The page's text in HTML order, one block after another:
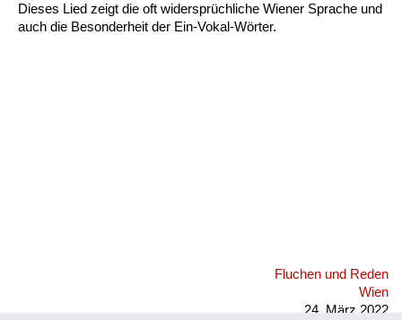
Dieses Lied zeigt die oft widersprüchliche Wiener Sprache und
auch die Besonderheit der Ein-Vokal-Wörter.
Fluchen und Reden
Wien
24. März 2022